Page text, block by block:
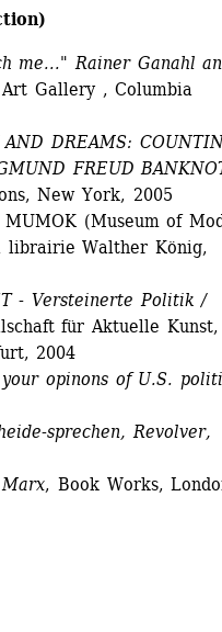
me..." Rainer Ganahl
Gallery , Columbia
AND DREAMS:
FREUD
New York, 2005
MUMOK (Museum of
librairie Walther König,
- Versteinerte Politik /
für Aktuelle Kunst,
2004
opinons of U.S.
sprechen, Revolver,
, Book Works,